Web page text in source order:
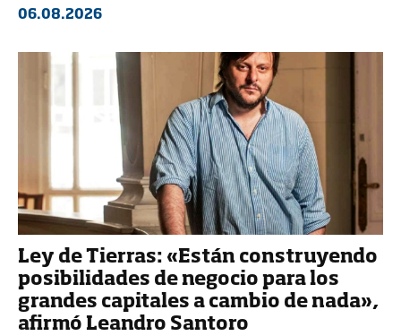
06.08.2026
Ley de Tierras: «Están construyendo
posibilidades de negocio para los
grandes capitales a cambio de nada»,
afirmó Leandro Santoro